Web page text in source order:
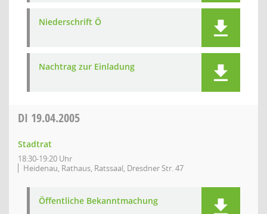
Niederschrift Ö
Nachtrag zur Einladung
DI 19.04.2005
Stadtrat
18:30-19:20 Uhr
Heidenau, Rathaus, Ratssaal, Dresdner Str. 47
Öffentliche Bekanntmachung